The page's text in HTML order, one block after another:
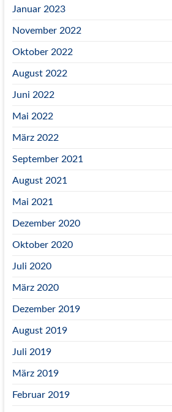
Januar 2023
November 2022
Oktober 2022
August 2022
Juni 2022
Mai 2022
März 2022
September 2021
August 2021
Mai 2021
Dezember 2020
Oktober 2020
Juli 2020
März 2020
Dezember 2019
August 2019
Juli 2019
März 2019
Februar 2019